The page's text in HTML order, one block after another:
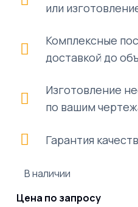
или
Комплексные
доставкой до
Изготовление
по вашим
Гарантия
В наличии
Цена по запросу